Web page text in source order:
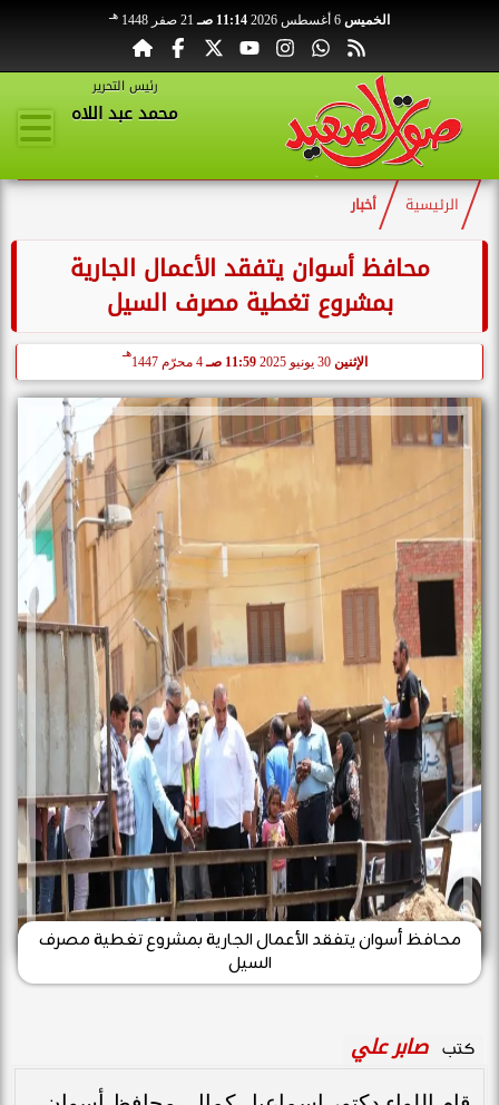
الخميس 11:14 صـ 21 صفر 1448 هـ
رئيس التحرير
محمد عبد اللاه
الرئيسية أخبار
محافظ أسوان يتفقد الأعمال الجارية
بمشروع تغطية مصرف السيل
الإثنين 11:59 صـ 4 محرّم 1447
هـ
محافظ أسوان يتفقد الأعمال الجارية بمشروع تغطية مصرف
السيل
كتب صابر علي